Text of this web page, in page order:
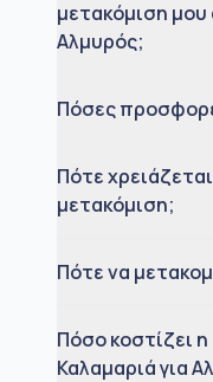
μετακόμιση μου
Αλμυρός;
Πόσες
Πότε
μετακόμιση;
Πότε να
Πόσο κοστίζει
Καλαμαριά για